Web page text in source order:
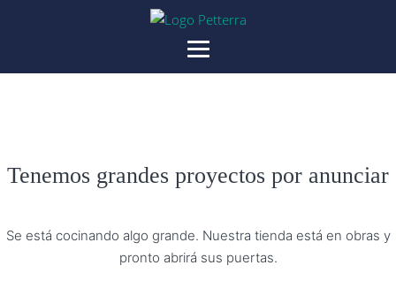
Tenemos grandes proyectos por anunciar
Se está cocinando algo grande. Nuestra tienda está en obras y
pronto abrirá sus puertas.